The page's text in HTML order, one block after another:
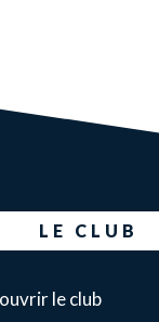
LE CLUB
le club